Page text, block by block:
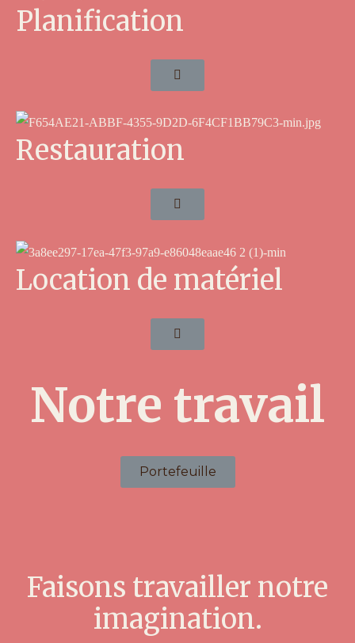
Planification
Restauration
Location de matériel
Notre travail
Portefeuille
Faisons travailler notre
imagination.